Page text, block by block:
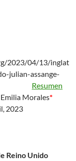
2023/04/13/inglat
julian-assange-
Resumen
*
2023
Reino Unido